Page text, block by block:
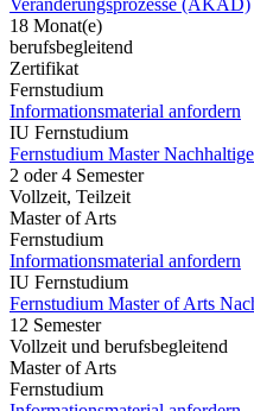
Veränderungsprozesse (AKAD)
18 Monat(e)
berufsbegleitend
Zertifikat
Fernstudium
Informationsmaterial anfordern
IU Fernstudium
Fernstudium Master
2 oder 4 Semester
Vollzeit, Teilzeit
Master of Arts
Fernstudium
Informationsmaterial anfordern
IU Fernstudium
Fernstudium Master of Arts
12 Semester
Vollzeit und berufsbegleitend
Master of Arts
Fernstudium